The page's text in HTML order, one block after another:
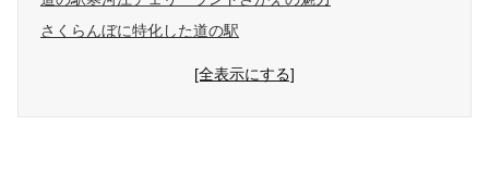
さくらんぼに特化した道の駅
[全表示にする]